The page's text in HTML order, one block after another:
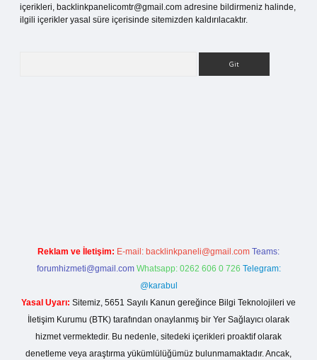
içerikleri, backlinkpanelicomtr@gmail.com adresine bildirmeniz halinde,
ilgili içerikler yasal süre içerisinde sitemizden kaldırılacaktır.
Reklam ve İletişim: E-mail: backlinkpaneli@gmail.com Teams:
forumhizmeti@gmail.com Whatsapp: 0262 606 0 726 Telegram:
@karabul
Yasal Uyarı: Sitemiz, 5651 Sayılı Kanun gereğince Bilgi Teknolojileri ve
İletişim Kurumu (BTK) tarafından onaylanmış bir Yer Sağlayıcı olarak
hizmet vermektedir. Bu nedenle, sitedeki içerikleri proaktif olarak
denetleme veya araştırma yükümlülüğümüz bulunmamaktadır. Ancak,